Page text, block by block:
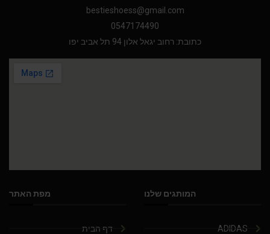
bestieshoess@gmail.com
0547174490
כתובת: רחוב יגאל אלון 94 תל אביב יפו
המותגים שלנו
ADIDAS
מפת האתר
דף הבית